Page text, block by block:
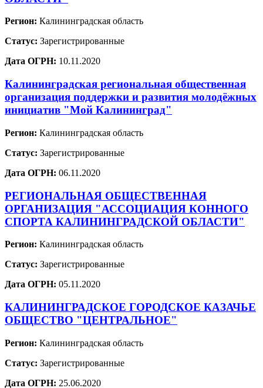
Регион: Калининградская область
Статус: Зарегистрированные
Дата ОГРН: 10.11.2020
Калининградская региональная общественная
организация поддержки и развития молодёжных
инициатив "Мой Калининград"
Регион: Калининградская область
Статус: Зарегистрированные
Дата ОГРН: 06.11.2020
РЕГИОНАЛЬНАЯ ОБЩЕСТВЕННАЯ
ОРГАНИЗАЦИЯ "АССОЦИАЦИЯ КОННОГО
СПОРТА КАЛИНИНГРАДСКОЙ ОБЛАСТИ"
Регион: Калининградская область
Статус: Зарегистрированные
Дата ОГРН: 05.11.2020
КАЛИНИНГРАДСКОЕ ГОРОДСКОЕ КАЗАЧЬЕ
ОБЩЕСТВО "ЦЕНТРАЛЬНОЕ"
Регион: Калининградская область
Статус: Зарегистрированные
Дата ОГРН: 25.06.2020